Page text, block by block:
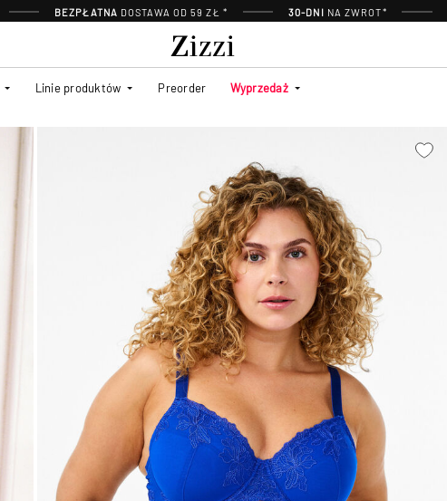
BEZPŁATNA DOSTAWA OD 59 ZŁ * 30-DNI NA ZWROT*
Linie produktów Preorder Wyprzedaż